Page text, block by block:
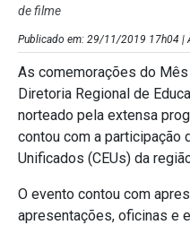
de filme
Publicado em: 29/11/2019 17h04 |
As comemorações do
Diretoria Regional de
norteado pela extensa
contou com a participação
Unificados (CEUs) da
O evento contou com
apresentações, oficinas e